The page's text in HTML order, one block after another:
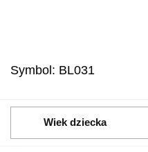
Symbol: BL031
Wiek dziecka